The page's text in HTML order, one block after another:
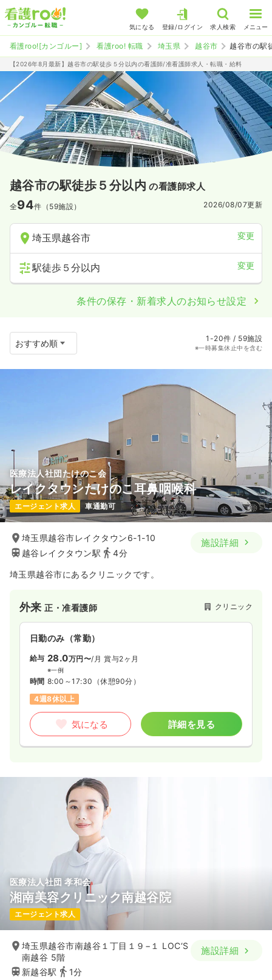
気になる 登録/ログイン 求人検索 メニュー
看護roo![カンゴルー] 看護roo! 転職 埼玉県 越谷市 越谷市の駅
【2026年8月最新】越谷市の駅徒歩５分以内の看護師/准看護師求人・転職・給料
越谷市の駅徒歩５分以内 の看護師求人
全94件（59施設） 2026/08/07更新
埼玉県越谷市 変更
駅徒歩５分以内 変更
条件の保存・新着求人のお知らせ設定
1-20件 / 59施設
※一時募集休止中を含む
医療法人社団たけのこ会
レイクタウンたけのこ耳鼻咽喉科
エージェント求人 車通勤可
埼玉県越谷市レイクタウン6-1-10
越谷レイクタウン駅
4分
施設詳細
埼玉県越谷市にあるクリニックです。
外来正・准看護師 クリニック
日勤のみ（常勤）
給与 28.0万円〜/月 賞与2ヶ月
※一例
時間 8:00～17:30 （休憩90分）
4週8休以上
気になる 詳細を見る
医療法人社団 孝和会
湘南美容クリニック南越谷院
エージェント求人
埼玉県越谷市南越谷１丁目１９−１ LOC‘S
南越谷 5階
新越谷駅
1分
施設詳細